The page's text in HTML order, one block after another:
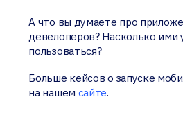
А что вы думаете про
девелоперов? Насколько ими
пользоваться?
Больше кейсов о запуске
на нашем сайте.